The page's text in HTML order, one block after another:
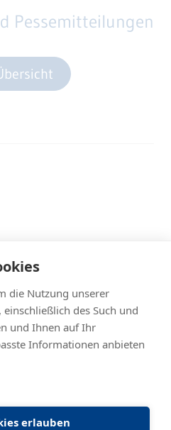
Pesse­mittei­lungen
die Nutzung unserer
des Such und
und Ihnen auf Ihr
Informationen anbieten
erlauben